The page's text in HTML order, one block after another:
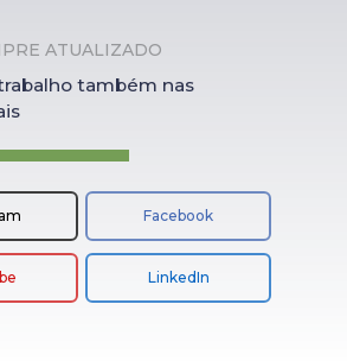
ATUALIZADO
também nas
Facebook
LinkedIn